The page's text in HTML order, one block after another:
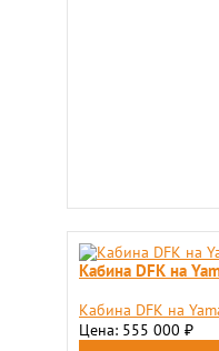
Кабина DFK на
Кабина DFK на
Цена: 555 000 ₽